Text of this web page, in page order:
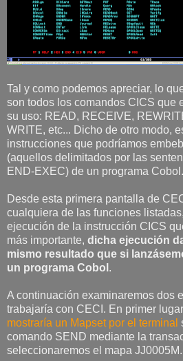
Tal y como podemos apreciar, lo
son todos los comandos CICS que
su uso: READ, RECEIVE,
WRITE, etc... Dicho de otro modo,
instrucciones que podríamos
(aquellos delimitados por las
END-EXEC) de un programa Cobol.
Desde esta primera pantalla de
cualquiera de las funciones
ejecución de la instrucción CICS
más importante, dicha ejecución
mismo resultado que si
un programa Cobol .
A continuación examinaremos dos
trabajaría con CECI. En primer
mostraría un Mapset por el terminal
comando SEND mediante la
seleccionaremos el mapa JJ0005M.